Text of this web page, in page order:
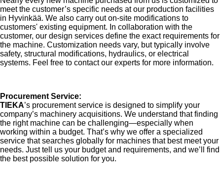
meet the customer’s specific needs at our production facilities
in Hyvinkää. We also carry out on-site modifications to
customers' existing equipment. In collaboration with the
customer, our design services define the exact requirements for
the machine. Customization needs vary, but typically involve
safety, structural modifications, hydraulics, or electrical
systems. Feel free to contact our experts for more information.
Procurement Service:
TIEKA’s procurement service is designed to simplify your
company’s machinery acquisitions. We understand that finding
the right machine can be challenging—especially when
working within a budget. That’s why we offer a specialized
service that searches globally for machines that best meet your
needs. Just tell us your budget and requirements, and we’ll find
the best possible solution for you.